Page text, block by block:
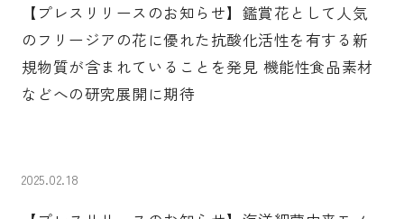
【プレスリリースのお知らせ】鑑賞花として人気
のフリージアの花に優れた抗酸化活性を有する新
規物質が含まれていることを発見 機能性食品素材
などへの研究展開に期待
2025.02.18